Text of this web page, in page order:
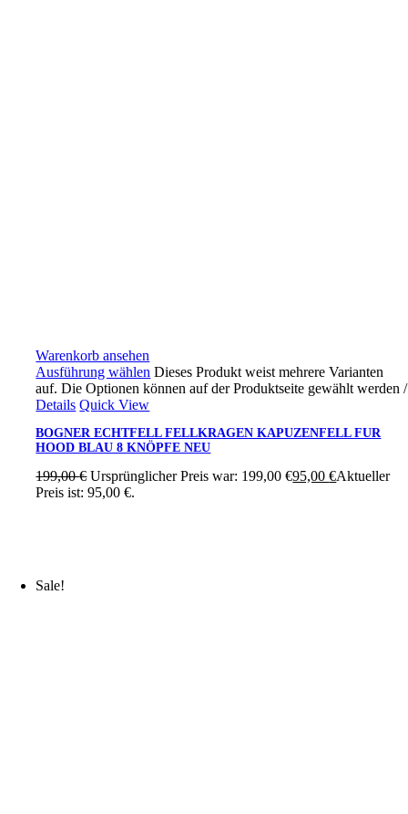
Warenkorb ansehen
Ausführung wählen Dieses Produkt weist mehrere Varianten
auf. Die Optionen können auf der Produktseite gewählt werden/
Details Quick View
BOGNER ECHTFELL FELLKRAGEN KAPUZENFELL FUR
HOOD BLAU 8 KNÖPFE NEU
199,00€ Ursprünglicher Preis war: 199,00 €95,00€Aktueller
Preis ist: 95,00 €.
Sale!